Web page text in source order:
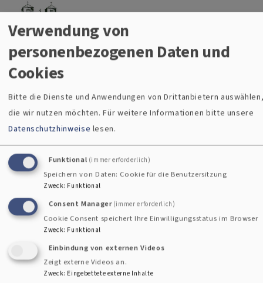
Direkt zum Inhalt
Christuskirche Gauting
Breadcrumb
Startseite Hoffnungswege durch die Heilige Woche
Hoffnungswege durch die Heilige
Woche
Das Online-Angebot „Kirchenjahr evangelisch“ lädt unter
dem Motto #hoffnungswege ein, die Karwoche als
besondere Zeit zu gestalten: Bibeltexte, Impulse zum
Weiterdenken und Gebete für jeden Tag.
https://www.kirchenjahr-
evangelisch.de/hoffnungswege.php
Verwendung von
personenbezogenen Daten und
Cookies
Bitte die Dienste und Anwendungen von Drittanbietern
die wir nutzen möchten.Für weitere Informationen bitte unsere
Datenschutzhinweise lesen.
Funktional (immer erforderlich)
Speichern von Daten: Cookie für die Benutzersitzung
Zweck: Funktional
Consent Manager (immer erforderlich)
Cookie Consent speichert Ihre Einwilligungsstatus im Browser
Zweck: Funktional
Einbindung von externen Videos
Zeigt externe Videos an.
Zweck: Eingebettete externe Inhalte